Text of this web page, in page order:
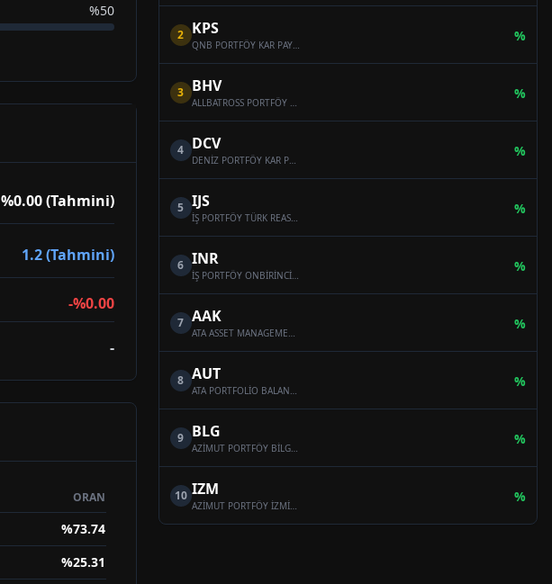
%50
%0.00 (Tahmini)
1.2 (Tahmini)
-%0.00
-
ORAN
%73.74
%25.31
2 KPS
QNB PORTFÖY KAR PAYI ÖDEYEN ONİKİNCİ SERBEST (DÖVİZ) FON
%
3 BHV
ALLBATROSS PORTFÖY BAHAR HİSSE SENEDİ SERBEST FON (HİSSE SENEDİ YOĞUN FON)
%
4 DCV
DENİZ PORTFÖY KAR PAYI ÖDEYEN SERBEST (DÖVİZ) FON
%
5 IJS
İŞ PORTFÖY TÜRK REASÜRANS SERBEST ÖZEL FON
%
6 INR
İŞ PORTFÖY ONBİRİNCİ SERBEST (DÖVİZ) FON
%
7 AAK
ATA ASSET MANAGEMENT MULTI-ASSET VARIABLE FUND
%
8 AUT
ATA PORTFOLİO BALANCED VARİABLE FUND
%
9 BLG
AZİMUT PORTFÖY BİLGE SERBEST ÖZEL FON
%
10 IZM
AZİMUT PORTFÖY İZMİR SERBEST (TL) ÖZEL FON
%